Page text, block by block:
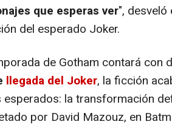
que esperas ver",
del esperado Joker.
de Gotham contará con
llegada del Joker, la ficción
la transformación
por David Mazouz, en